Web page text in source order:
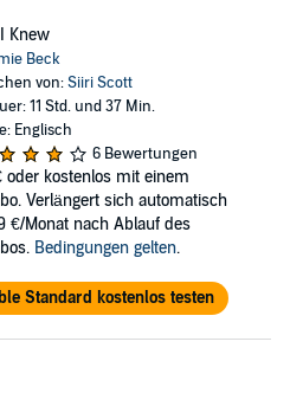
start comes in the form of A
to open along Lake Sandy,
But when her executive chef
opening, Colby is pressured to
His award-winning reputation
has withered since her
brother his life.
the tragedy that changed his
and lost his famed restaurant.
the woman he's loved from afar
have rebuilt together.
Knew
Beck
von:Siiri Scott
11 Std. und 37 Min.
Englisch
6 Bewertungen
oder kostenlos mit einem
Verlängert sich automatisch
€/Monat nach Ablauf des
Bedingungen gelten.
Standard kostenlos testen